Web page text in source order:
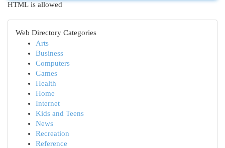
HTML is allowed
Web Directory Categories
Arts
Business
Computers
Games
Health
Home
Internet
Kids and Teens
News
Recreation
Reference